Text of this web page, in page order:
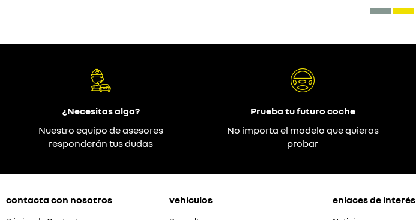
¿Necesitas algo?
Nuestro equipo de asesores
responderán tus dudas
Prueba tu futuro coche
No importa el modelo que quieras
probar
contacta con nosotros vehículos enlaces de interés